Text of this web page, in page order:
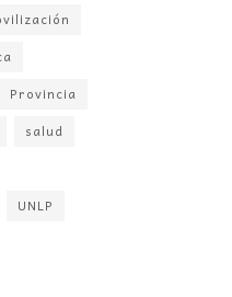
Provincia
salud
UNLP